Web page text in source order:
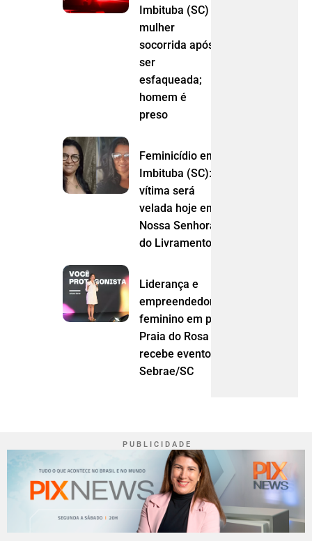
Imbituba (SC)
mulher
socorrida após
ser
esfaqueada;
homem é
preso
Feminicídio em
Imbituba (SC):
vítima será
velada hoje em
Nossa Senhora
do Livramento (MT)
Liderança e
empreendedorismo
feminino em pauta:
Praia do Rosa
recebe evento do
Sebrae/SC
P U B L I C I D A D E